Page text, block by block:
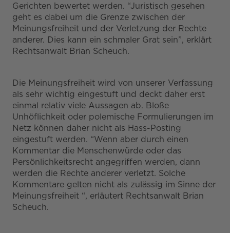
Gerichten bewertet werden. “Juristisch gesehen
geht es dabei um die Grenze zwischen der
Meinungsfreiheit und der Verletzung der Rechte
anderer. Dies kann ein schmaler Grat sein”, erklärt
Rechtsanwalt Brian Scheuch.
Die Meinungsfreiheit wird von unserer Verfassung
als sehr wichtig eingestuft und deckt daher erst
einmal relativ viele Aussagen ab. Bloße
Unhöflichkeit oder polemische Formulierungen im
Netz können daher nicht als Hass-Posting
eingestuft werden. “Wenn aber durch einen
Kommentar die Menschenwürde oder das
Persönlichkeitsrecht angegriffen werden, dann
werden die Rechte anderer verletzt. Solche
Kommentare gelten nicht als zulässig im Sinne der
Meinungsfreiheit “, erläutert Rechtsanwalt Brian
Scheuch.